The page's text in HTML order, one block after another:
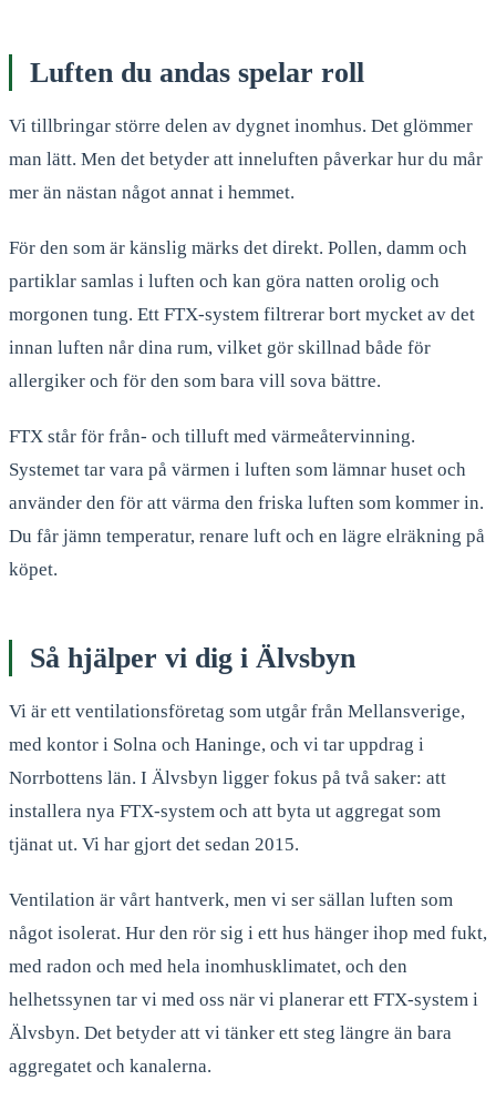
Luften du andas spelar roll
Vi tillbringar större delen av dygnet inomhus. Det glömmer
man lätt. Men det betyder att inneluften påverkar hur du mår
mer än nästan något annat i hemmet.
För den som är känslig märks det direkt. Pollen, damm och
partiklar samlas i luften och kan göra natten orolig och
morgonen tung. Ett FTX-system filtrerar bort mycket av det
innan luften når dina rum, vilket gör skillnad både för
allergiker och för den som bara vill sova bättre.
FTX står för från- och tilluft med värmeåtervinning.
Systemet tar vara på värmen i luften som lämnar huset och
använder den för att värma den friska luften som kommer in.
Du får jämn temperatur, renare luft och en lägre elräkning på
köpet.
Så hjälper vi dig i Älvsbyn
Vi är ett ventilationsföretag som utgår från Mellansverige,
med kontor i Solna och Haninge, och vi tar uppdrag i
Norrbottens län. I Älvsbyn ligger fokus på två saker: att
installera nya FTX-system och att byta ut aggregat som
tjänat ut. Vi har gjort det sedan 2015.
Ventilation är vårt hantverk, men vi ser sällan luften som
något isolerat. Hur den rör sig i ett hus hänger ihop med fukt,
med radon och med hela inomhusklimatet, och den
helhetssynen tar vi med oss när vi planerar ett FTX-system i
Älvsbyn. Det betyder att vi tänker ett steg längre än bara
aggregatet och kanalerna.